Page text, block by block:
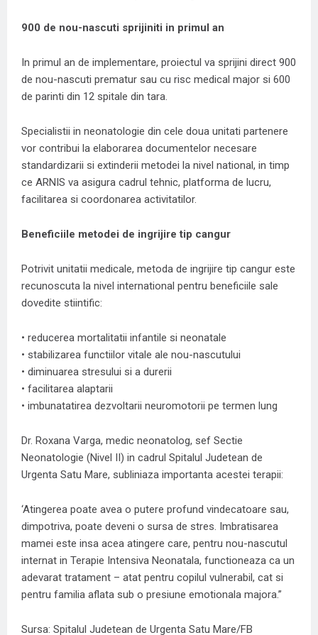
900 de nou-nascuti sprijiniti in primul an
In primul an de implementare, proiectul va sprijini direct 900
de nou-nascuti prematur sau cu risc medical major si 600
de parinti din 12 spitale din tara.
Specialistii in neonatologie din cele doua unitati partenere
vor contribui la elaborarea documentelor necesare
standardizarii si extinderii metodei la nivel national, in timp
ce ARNIS va asigura cadrul tehnic, platforma de lucru,
facilitarea si coordonarea activitatilor.
Beneficiile metodei de ingrijire tip cangur
Potrivit unitatii medicale, metoda de ingrijire tip cangur este
recunoscuta la nivel international pentru beneficiile sale
dovedite stiintific:
• reducerea mortalitatii infantile si neonatale
• stabilizarea functiilor vitale ale nou-nascutului
• diminuarea stresului si a durerii
• facilitarea alaptarii
• imbunatatirea dezvoltarii neuromotorii pe termen lung
Dr. Roxana Varga, medic neonatolog, sef Sectie
Neonatologie (Nivel II) in cadrul Spitalul Judetean de
Urgenta Satu Mare, subliniaza importanta acestei terapii:
‘Atingerea poate avea o putere profund vindecatoare sau,
dimpotriva, poate deveni o sursa de stres. Imbratisarea
mamei este insa acea atingere care, pentru nou-nascutul
internat in Terapie Intensiva Neonatala, functioneaza ca un
adevarat tratament – atat pentru copilul vulnerabil, cat si
pentru familia aflata sub o presiune emotionala majora.”
Sursa: Spitalul Judetean de Urgenta Satu Mare/FB